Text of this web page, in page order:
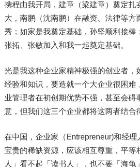
携程由我开局，建章（梁建章）奠定扎
大，南鹏（沈南鹏）在融资、法律等方
秀；如家是我奠定基础，孙坚顺利接棒
张拓、张敏加入和我一起奠定基础。
光是我这种企业家精神极强的创业者，
经验和知识，要造就一个大企业很困难
业管理者在初创期优势不强，甚至会碍
意，但我们这三个企业都将这两者结合
在中国，企业家（Entrepreneur)和经理
宝贵的稀缺资源，应该相互尊重，平等
人」看不起「读书人」，也不要「海龟